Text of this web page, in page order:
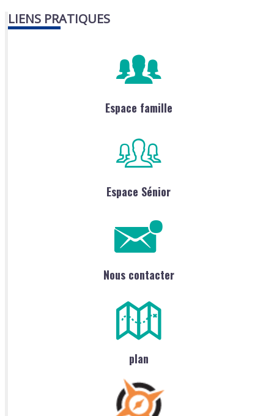
LIENS PRATIQUES
Espace famille
Espace Sénior
Nous contacter
plan